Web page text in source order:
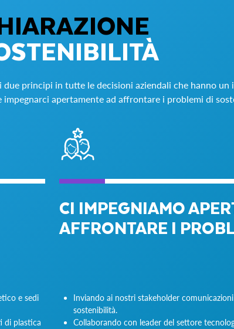
principi in tutte le decisioni aziendali che hanno
apertamente ad affrontare i problemi di
e sedi
di plastica
CI IMPEGNIAMO
AFFRONTARE I
Inviando ai nostri stakeholder
sostenibilità.
Collaborando con leader del settore